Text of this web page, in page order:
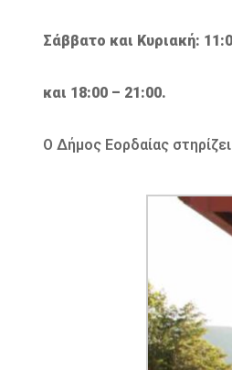
Σάββατο και Κυριακή:
και 18:00 – 21:00.
Ο Δήμος Εορδαίας